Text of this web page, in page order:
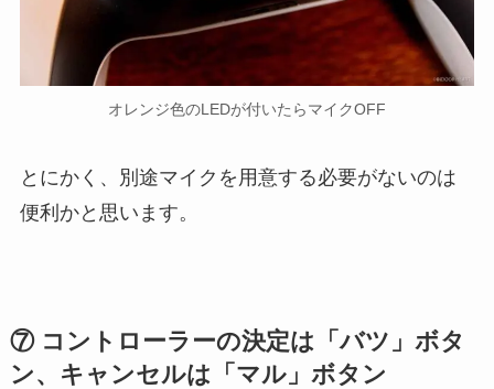
オレンジ色のLEDが付いたらマイクOFF
とにかく、別途マイクを用意する必要がないのは
便利かと思います。
⑦ コントローラーの決定は「バツ」ボタ
ン、キャンセルは「マル」ボタン